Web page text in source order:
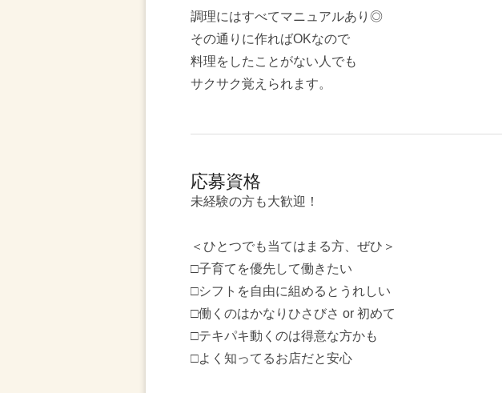
調理にはすべてマニュアルあり◎
その通りに作ればOKなので
料理をしたことがない人でも
サクサク覚えられます。
応募資格
未経験の方も大歓迎！
＜ひとつでも当てはまる方、ぜひ＞
□子育てを優先して働きたい
□シフトを自由に組めるとうれしい
□働くのはかなりひさびさ or 初めて
□テキパキ動くのは得意な方かも
□よく知ってるお店だと安心